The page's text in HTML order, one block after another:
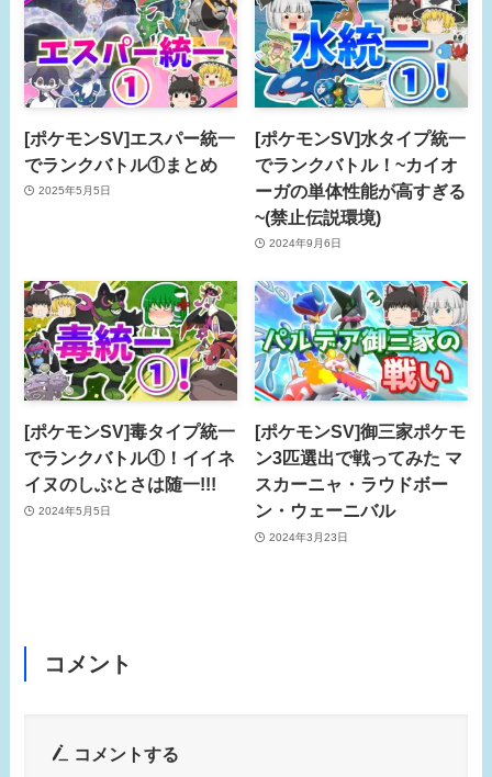
[ポケモンSV]エスパー統一
でランクバトル①まとめ
2025年5月5日
[ポケモンSV]水タイプ統一
でランクバトル！~カイオ
ーガの単体性能が高すぎる
~(禁止伝説環境)
2024年9月6日
[ポケモンSV]毒タイプ統一
でランクバトル①！イイネ
イヌのしぶとさは随一!!!
2024年5月5日
[ポケモンSV]御三家ポケモ
ン3匹選出で戦ってみた マ
スカーニャ・ラウドボー
ン・ウェーニバル
2024年3月23日
コメント
コメントする